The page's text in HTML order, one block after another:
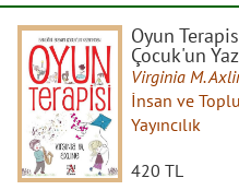
Oyun
Çocuk'un
Virginia M.
İnsan ve
Yayıncılık
420 TL